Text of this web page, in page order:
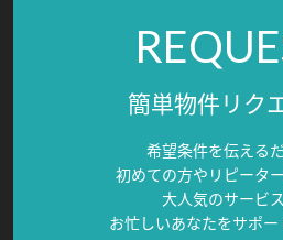
簡単物件リク
希望条件を伝える
初めての方やリピータ
大人気のサービス
お忙しいあなたをサポー